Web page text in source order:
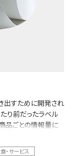
出すために開発され
り前だったラベル
品ごとの情報量に
「台紙ごみ削減に
します。
・サービス